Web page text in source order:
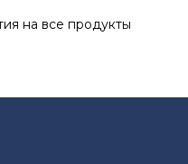
на все продукты